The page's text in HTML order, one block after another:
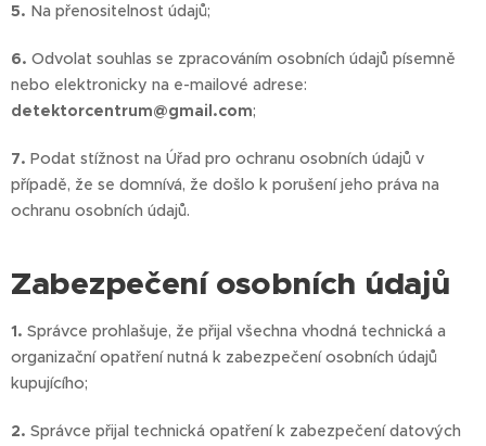
5. Na přenositelnost údajů;
6. Odvolat souhlas se zpracováním osobních údajů písemně
nebo elektronicky na e-mailové adrese:
detektorcentrum@gmail.com;
7. Podat stížnost na Úřad pro ochranu osobních údajů v
případě, že se domnívá, že došlo k porušení jeho práva na
ochranu osobních údajů.
Zabezpečení osobních údajů
1. Správce prohlašuje, že přijal všechna vhodná technická a
organizační opatření nutná k zabezpečení osobních údajů
kupujícího;
2. Správce přijal technická opatření k zabezpečení datových